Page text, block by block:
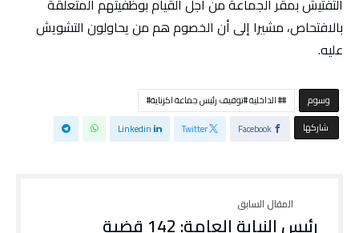
بالافتحاص، مشيرا إلى أن الخصوم هم من يحاولون التشويش
عليه.
‫‫‫‫وسوم‬
# الداخلية #توقيف رئيس جماعة اكزناية#
‫‫ شاركها‬
Facebook
Twitter
Linkedin
رئيس النيابة العامة: 142 قضية